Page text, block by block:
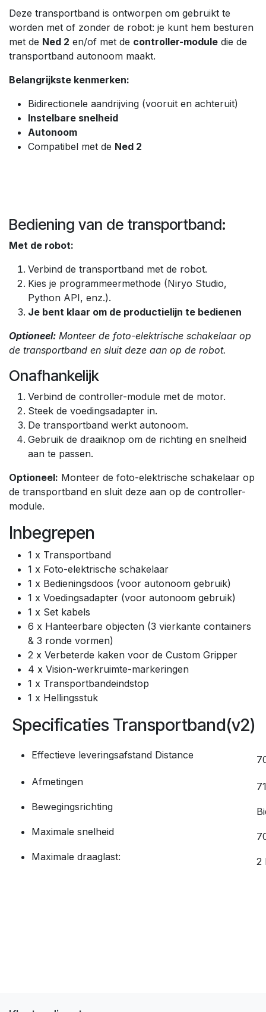
Deze transportband is ontworpen om gebruikt te
worden met of zonder de robot: je kunt hem besturen
met de Ned 2 en/of met de controller-module die de
transportband autonoom maakt.
Belangrijkste kenmerken:
Bidirectionele aandrijving (vooruit en achteruit)
Instelbare snelheid
Autonoom
Compatibel met de Ned 2
Bediening van de transportband:
Met de robot:
Verbind de transportband met de robot.
Kies je programmeermethode (Niryo Studio,
Python API, enz.).
Je bent klaar om de productielijn te bedienen
Optioneel: Monteer de foto-elektrische schakelaar op
de transportband en sluit deze aan op de robot.
Onafhankelijk
Verbind de controller-module met de motor.
Steek de voedingsadapter in.
De transportband werkt autonoom.
Gebruik de draaiknop om de richting en snelheid
aan te passen.
Optioneel: Monteer de foto-elektrische schakelaar op
de transportband en sluit deze aan op de controller-
module.
Inbegrepen
1 x Transportband
1 x Foto-elektrische schakelaar
1 x Bedieningsdoos (voor autonoom gebruik)
1 x Voedingsadapter (voor autonoom gebruik)
1 x Set kabels
6 x Hanteerbare objecten (3 vierkante containers
& 3 ronde vormen)
2 x Verbeterde kaken voor de Custom Gripper
4 x Vision-werkruimte-markeringen
1 x Transportbandeindstop
1 x Hellingsstuk
Specificaties Transportband(v2)
Effectieve leveringsafstand Distance
Afmetingen
Bewegingsrichting
Maximale snelheid
Maximale draaglast:
2